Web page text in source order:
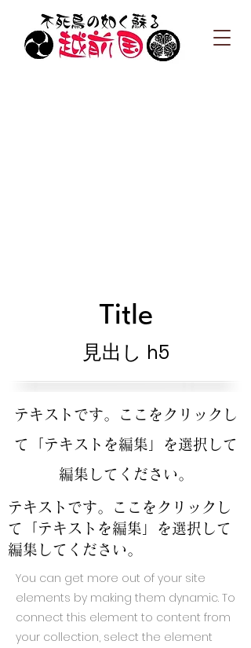
Title
見出し h5
テキストです。ここをクリックし
て「テキストを編集」を選択して
編集してください。
テキストです。ここをクリックし
て「テキストを編集」を選択して
編集してください。
You can get more out of your site
elements by making them dynamic. To
connect this element to content from
your collection, select the element